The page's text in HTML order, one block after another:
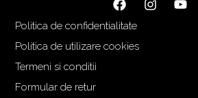
Politica de confidentialitate
Politica de utilizare cookies
Termeni si conditii
Formular de retur